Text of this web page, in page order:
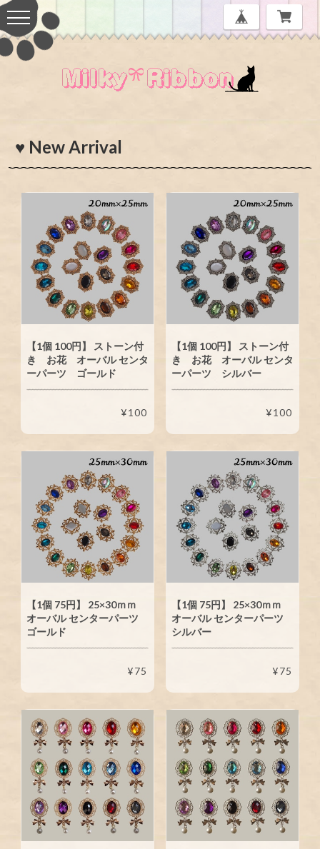
♥ New Arrival
【1個 100円】 ストーン付
き お花 オーバル センタ
ーパーツ ゴールド
¥100
【1個 100円】 ストーン付
き お花 オーバル センタ
ーパーツ シルバー
¥100
【1個 75円】 25×30ｍｍ
オーバル センターパーツ
ゴールド
¥75
【1個 75円】 25×30ｍｍ
オーバル センターパーツ
シルバー
¥75